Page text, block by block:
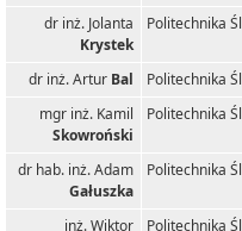
dr inż. Jolanta
Krystek
Politechnika
dr inż. Artur Bal
Politechnika
mgr inż. Kamil
Skowroński
Politechnika
dr hab. inż. Adam
Gałuszka
Politechnika
inż. Wiktor
Politechnika